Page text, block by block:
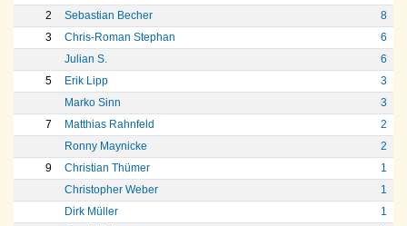
2
Sebastian Becher
8
3
Chris-Roman Stephan
6
Julian S.
6
5
Erik Lipp
3
Marko Sinn
3
7
Matthias Rahnfeld
2
Ronny Maynicke
2
9
Christian Thümer
1
Christopher Weber
1
Dirk Müller
1